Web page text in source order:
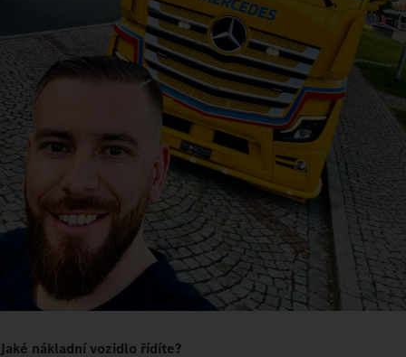
Jaké nákladní vozidlo řídíte?